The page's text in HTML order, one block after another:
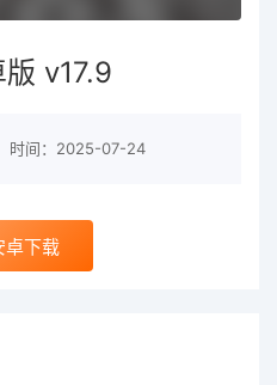
v17.9
时间：2025-07-24
卓下载